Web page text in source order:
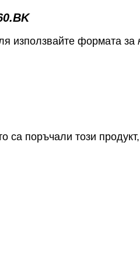
използвайте формата за
са поръчали този